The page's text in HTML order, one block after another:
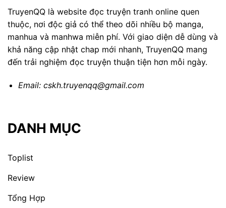
TruyenQQ là website đọc truyện tranh online quen
thuộc, nơi độc giả có thể theo dõi nhiều bộ manga,
manhua và manhwa miễn phí. Với giao diện dễ dùng và
khả năng cập nhật chap mới nhanh, TruyenQQ mang
đến trải nghiệm đọc truyện thuận tiện hơn mỗi ngày.
Email: cskh.truyenqq@gmail.com
DANH MỤC
Toplist
Review
Tổng Hợp